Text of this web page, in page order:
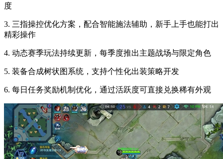
度
3. 三指操控优化方案，配合智能施法辅助，新手上手也能打出
精彩操作
4. 动态赛季玩法持续更新，每季度推出主题战场与限定角色
5. 装备合成树状图系统，支持个性化出装策略开发
6. 每日任务奖励机制优化，通过活跃度可直接兑换稀有外观